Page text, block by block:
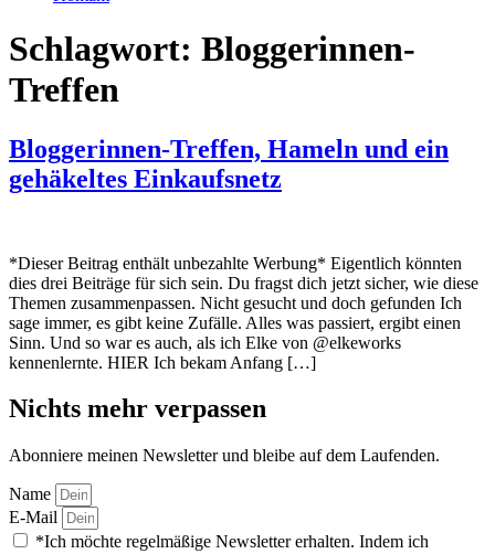
Schlagwort: Bloggerinnen-
Treffen
Bloggerinnen-Treffen, Hameln und ein
gehäkeltes Einkaufsnetz
*Dieser Beitrag enthält unbezahlte Werbung* Eigentlich könnten
dies drei Beiträge für sich sein. Du fragst dich jetzt sicher, wie diese
Themen zusammenpassen. Nicht gesucht und doch gefunden Ich
sage immer, es gibt keine Zufälle. Alles was passiert, ergibt einen
Sinn. Und so war es auch, als ich Elke von @elkeworks
kennenlernte. HIER Ich bekam Anfang […]
Nichts mehr verpassen
Abonniere meinen Newsletter und bleibe auf dem Laufenden.
Name
E-Mail
*Ich möchte regelmäßige Newsletter erhalten. Indem ich